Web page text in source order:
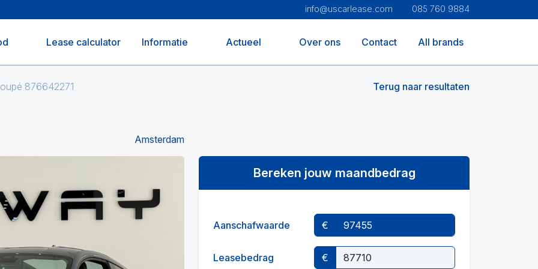
info@uscarlease.com 085 760 9884
Lease calculator Informatie Actueel Over ons Contact All brands
876642271 Terug naar resultaten
Amsterdam
Bereken jouw maandbedrag
Aanschafwaarde €
Leasebedrag €